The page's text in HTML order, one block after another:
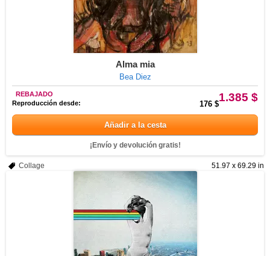
Alma mia
Bea Diez
1.385 $
REBAJADO
Reproducción desde:
176 $
Añadir a la cesta
¡Envío y devolución gratis!
51.97 x 69.29 in
Collage